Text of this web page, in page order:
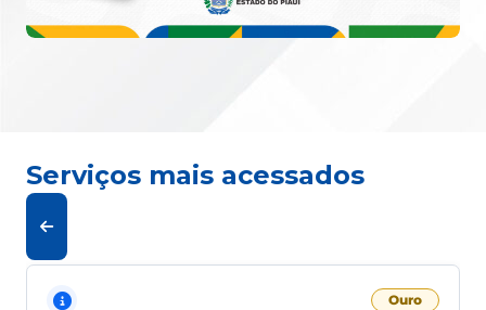
Serviços mais acessados
Ouro